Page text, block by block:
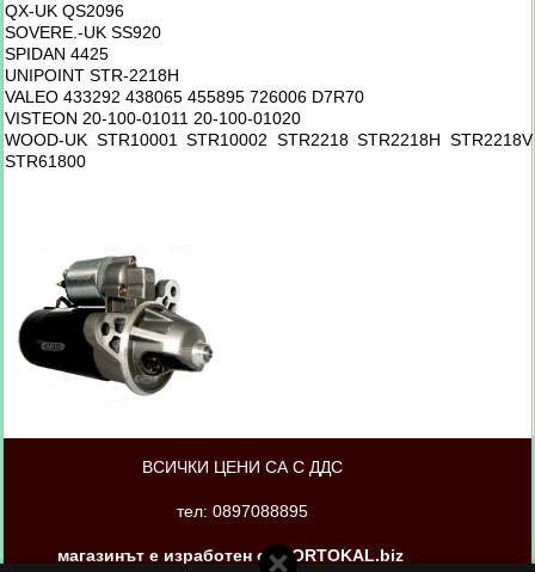
QX-UK QS2096
SOVERE.-UK SS920
SPIDAN 4425
UNIPOINT STR-2218H
VALEO 433292 438065 455895 726006 D7R70
VISTEON 20-100-01011 20-100-01020
WOOD-UK STR10001 STR10002 STR2218 STR2218H STR2218V
STR61800
ВСИЧКИ ЦЕНИ СА С ДДС
тел: 0897088895
магазинът е изработен от PORTOKAL.biz